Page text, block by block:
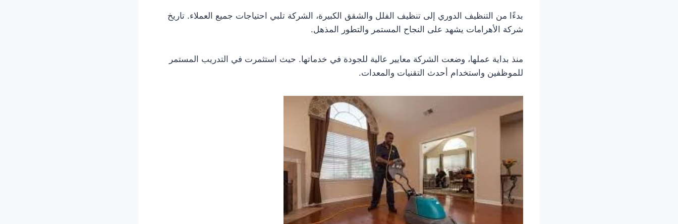
بدءًا من التنظيف الدوري إلى تنظيف الفلل والشقق الكبيرة، الشركة تلبي احتياجات جميع العملاء. تاريخ
شركة الأهرامات يشهد على النجاح المستمر والتطور المذهل.
منذ بداية عملها، وضعت الشركة معايير عالية للجودة في خدماتها. حيث استثمرت في التدريب المستمر
للموظفين واستخدام أحدث التقنيات والمعدات.